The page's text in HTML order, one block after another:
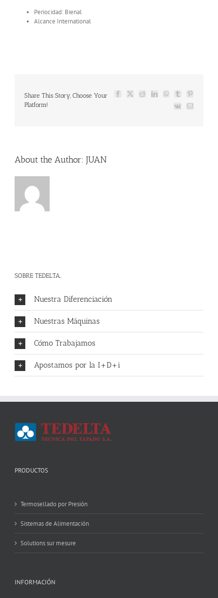
Periocidad: Bienal
Alcance International
Share This Story, Choose Your
Platform!
Facebook
X RedditLinkedInWhatsApp
TumblrPinterest
Vk
Email
About the Author: JUAN
SOBRE TEDELTA..
Nuestra Diferenciación
Nuestras Máquinas
Cómo Trabajamos
Apostamos por la I+D+i
PRODUCTOS
Termosellado por Presión
Sistemas de Alimentación
Solutions sur mesure
INFORMACIÓN